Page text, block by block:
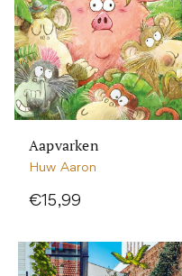
Aapvarken
Huw Aaron
€15,99